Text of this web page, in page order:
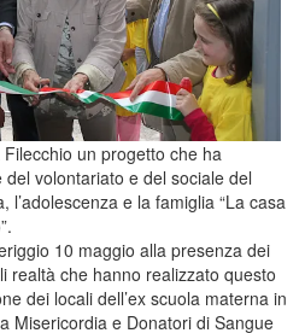
un progetto che ha
del volontariato e del sociale del
l’adolescenza e la famiglia “La casa
10 maggio alla presenza dei
realtà che hanno realizzato questo
dei locali dell’ex scuola materna in
Misericordia e Donatori di Sangue